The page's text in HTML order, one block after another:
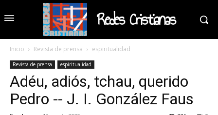
Redes Cristianas
Inicio Revista de prensa espiritualidad
Revista de prensa espiritualidad
Adéu, adiós, tchau, querido
Pedro -- J. I. González Faus